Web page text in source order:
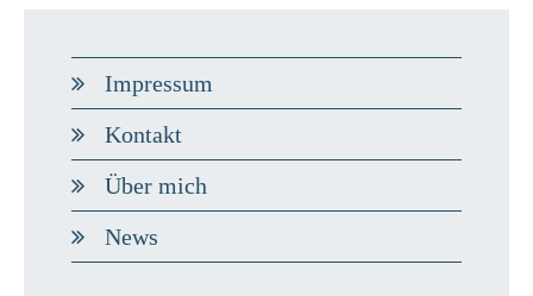
Impressum
Kontakt
Über mich
News